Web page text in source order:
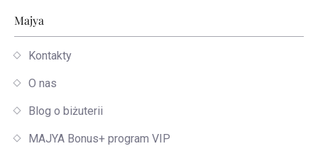
Stopka
Majya
Kontakty
O nas
Blog o biżuterii
MAJYA Bonus+ program VIP